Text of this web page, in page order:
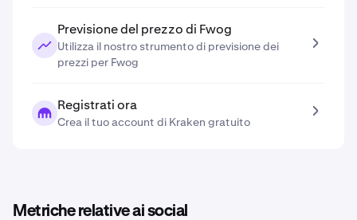
Previsione del prezzo di Fwog
Utilizza il nostro strumento di previsione dei
prezzi per Fwog
Registrati ora
Crea il tuo account di Kraken gratuito
Metriche relative ai social